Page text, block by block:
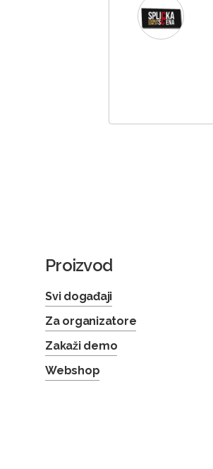
Proizvod
Svi događaji
Za organizatore
Zakaži demo
Webshop